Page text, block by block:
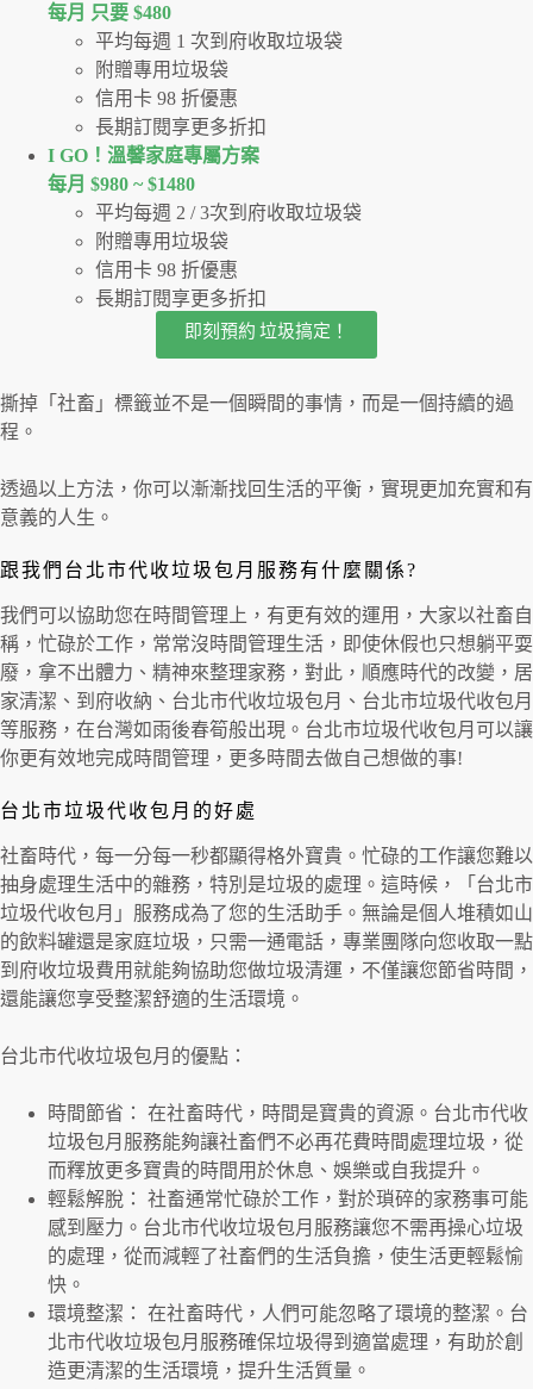
每月 只要 $480
平均每週 1 次到府收取垃圾袋
附贈專用垃圾袋
信用卡 98 折優惠
長期訂閱享更多折扣
I GO！溫馨家庭專屬方案
每月 $980 ~ $1480
平均每週 2 / 3次到府收取垃圾袋
附贈專用垃圾袋
信用卡 98 折優惠
長期訂閱享更多折扣
即刻預約 垃圾搞定！
撕掉「社畜」標籤並不是一個瞬間的事情，而是一個持續的過
程。
透過以上方法，你可以漸漸找回生活的平衡，實現更加充實和有
意義的人生。
跟我們台北市代收垃圾包月服務有什麼關係?
我們可以協助您在時間管理上，有更有效的運用，大家以社畜自
稱，忙碌於工作，常常沒時間管理生活，即使休假也只想躺平耍
廢，拿不出體力、精神來整理家務，對此，順應時代的改變，居
家清潔、到府收納、台北市代收垃圾包月、台北市垃圾代收包月
等服務，在台灣如雨後春筍般出現。台北市垃圾代收包月可以讓
你更有效地完成時間管理，更多時間去做自己想做的事!
台北市垃圾代收包月的好處
社畜時代，每一分每一秒都顯得格外寶貴。忙碌的工作讓您難以
抽身處理生活中的雜務，特別是垃圾的處理。這時候，「台北市
垃圾代收包月」服務成為了您的生活助手。無論是個人堆積如山
的飲料罐還是家庭垃圾，只需一通電話，專業團隊向您收取一點
到府收垃圾費用就能夠協助您做垃圾清運，不僅讓您節省時間，
還能讓您享受整潔舒適的生活環境。
台北市代收垃圾包月的優點：
時間節省： 在社畜時代，時間是寶貴的資源。台北市代收
垃圾包月服務能夠讓社畜們不必再花費時間處理垃圾，從
而釋放更多寶貴的時間用於休息、娛樂或自我提升。
輕鬆解脫： 社畜通常忙碌於工作，對於瑣碎的家務事可能
感到壓力。台北市代收垃圾包月服務讓您不需再操心垃圾
的處理，從而減輕了社畜們的生活負擔，使生活更輕鬆愉
快。
環境整潔： 在社畜時代，人們可能忽略了環境的整潔。台
北市代收垃圾包月服務確保垃圾得到適當處理，有助於創
造更清潔的生活環境，提升生活質量。